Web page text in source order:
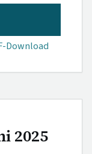
Download
2025